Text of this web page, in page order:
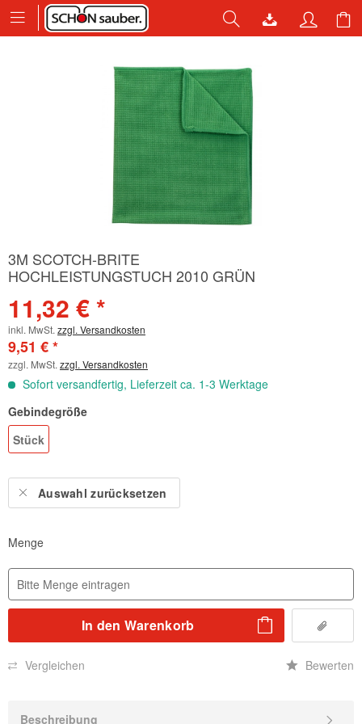
3M SCOTCH-BRITE
HOCHLEISTUNGSTUCH 2010 GRÜN
11,32 € *
inkl. MwSt. zzgl. Versandkosten
9,51 € *
zzgl. MwSt. zzgl. Versandkosten
Sofort versandfertig, Lieferzeit ca. 1-3 Werktage
Gebindegröße
Stück
Auswahl zurücksetzen
Menge
In den Warenkorb
Vergleichen Bewerten
Beschreibung